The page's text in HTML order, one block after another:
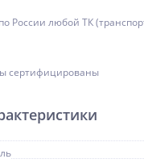
России любой ТК
сертифицированы